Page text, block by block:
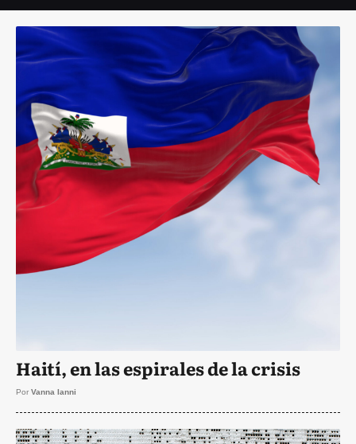
Haití, en las espirales de la crisis
Por Vanna Ianni